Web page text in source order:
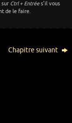
sur Ctrl + Entrées’il vous
de le faire.
Chapitre suivant